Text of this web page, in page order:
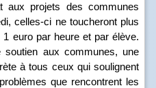
aux projets des communes
celles-ci ne toucheront plus
euro par heure et par élève.
aux communes, une
à tous ceux qui soulignent
que rencontrent les